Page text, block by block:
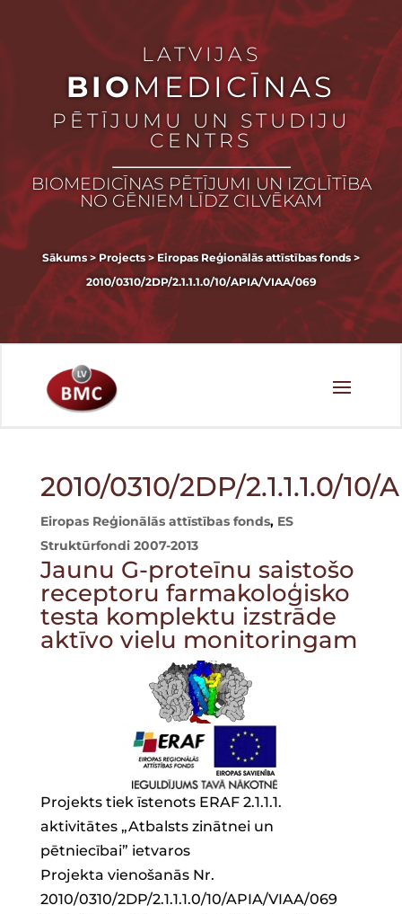
LATVIJAS
BIOMEDICĪNAS
PĒTĪJUMU UN STUDIJU
CENTRS
BIOMEDICĪNAS PĒTĪJUMI UN IZGLĪTĪBA
NO GĒNIEM LĪDZ CILVĒKAM
Sākums> Projects > Eiropas Reģionālās attīstības fonds >
2010/0310/2DP/2.1.1.1.0/10/APIA/VIAA/069
2010/0310/2DP/2.1.1.1.0/
Eiropas Reģionālās attīstības fonds, ES
Struktūrfondi 2007-2013
Jaunu G-proteīnu saistošo
receptoru farmakoloģisko
testa komplektu izstrāde
aktīvo vielu monitoringam
Projekts tiek īstenots ERAF 2.1.1.1.
aktivitātes „Atbalsts zinātnei un
pētniecībai” ietvaros
Projekta vienošanās Nr.
2010/0310/2DP/2.1.1.1.0/10/APIA/VIAA/069